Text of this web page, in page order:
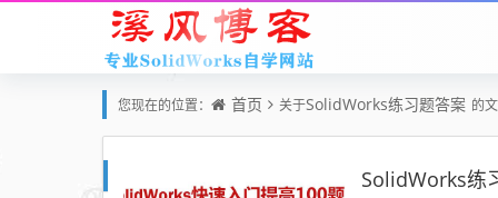
您现在的位置： 首页 关于SolidWorks练习题答案 的
SolidWorks练